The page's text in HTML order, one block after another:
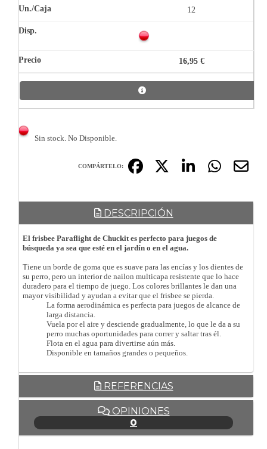
12
16,95 €
Sin stock. No Disponible.
COMPÁRTELO:
DESCRIPCIÓN
El frisbee Paraflight de Chuckit es perfecto para juegos de
búsqueda ya sea que esté en el jardín o en el agua.
Tiene un borde de goma que es suave para las encías y los dientes de
su perro, pero un interior de nailon multicapa resistente que lo hace
duradero para el tiempo de juego. Los colores brillantes le dan una
mayor visibilidad y ayudan a evitar que el frisbee se pierda.
La forma aerodinámica es perfecta para juegos de alcance de
larga distancia.
Vuela por el aire y desciende gradualmente, lo que le da a su
perro muchas oportunidades para correr y saltar tras él.
Flota en el agua para divertirse aún más.
Disponible en tamaños grandes o pequeños.
REFERENCIAS
OPINIONES
0